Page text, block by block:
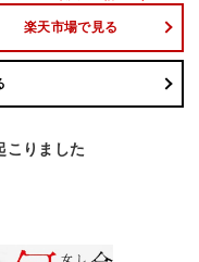
楽天市場で見る
こりました